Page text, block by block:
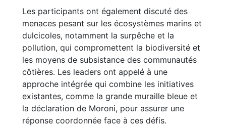
Les participants ont également discuté des
menaces pesant sur les écosystèmes marins et
dulcicoles, notamment la surpêche et la
pollution, qui compromettent la biodiversité et
les moyens de subsistance des communautés
côtières. Les leaders ont appelé à une
approche intégrée qui combine les initiatives
existantes, comme la grande muraille bleue et
la déclaration de Moroni, pour assurer une
réponse coordonnée face à ces défis.